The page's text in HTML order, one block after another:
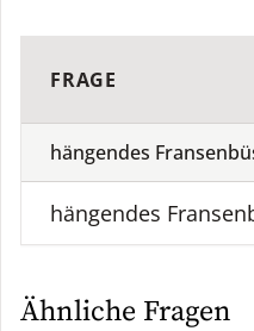
FRAGE
hängendes
hängendes
Ähnliche Fragen